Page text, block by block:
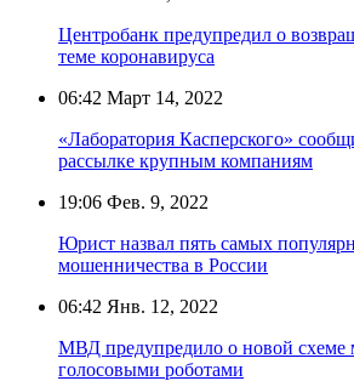
Центробанк предупредил о
теме коронавируса
06:42 Март 14, 2022
«Лаборатория Касперского»
рассылке крупным компаниям
19:06 Фев. 9, 2022
Юрист назвал пять самых
мошенничества в России
06:42 Янв. 12, 2022
МВД предупредило о новой схеме
голосовыми роботами